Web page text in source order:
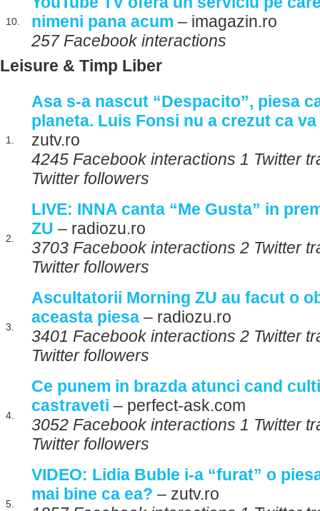
10.
nimeni pana acum – imagazin.ro
257 Facebook interactions
Leisure & Timp Liber
1.
Asa s-a nascut “Despacito”, piesa
planeta. Luis Fonsi nu a crezut ca va
zutv.ro
4245 Facebook interactions 1 Twitter
Twitter followers
2.
LIVE: INNA canta “Me Gusta” in
ZU – radiozu.ro
3703 Facebook interactions 2 Twitter
Twitter followers
3.
Ascultatorii Morning ZU au facut o
aceasta piesa – radiozu.ro
3401 Facebook interactions 2 Twitter
Twitter followers
4.
Ce punem in brazda atunci cand
castraveti – perfect-ask.com
3052 Facebook interactions 1 Twitter
Twitter followers
5.
VIDEO: Lidia Buble i-a “furat” o
mai bine ca ea? – zutv.ro